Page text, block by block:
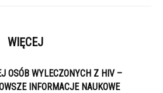
WIĘCEJ
OSÓB WYLECZONYCH Z HIV –
INFORMACJE NAUKOWE